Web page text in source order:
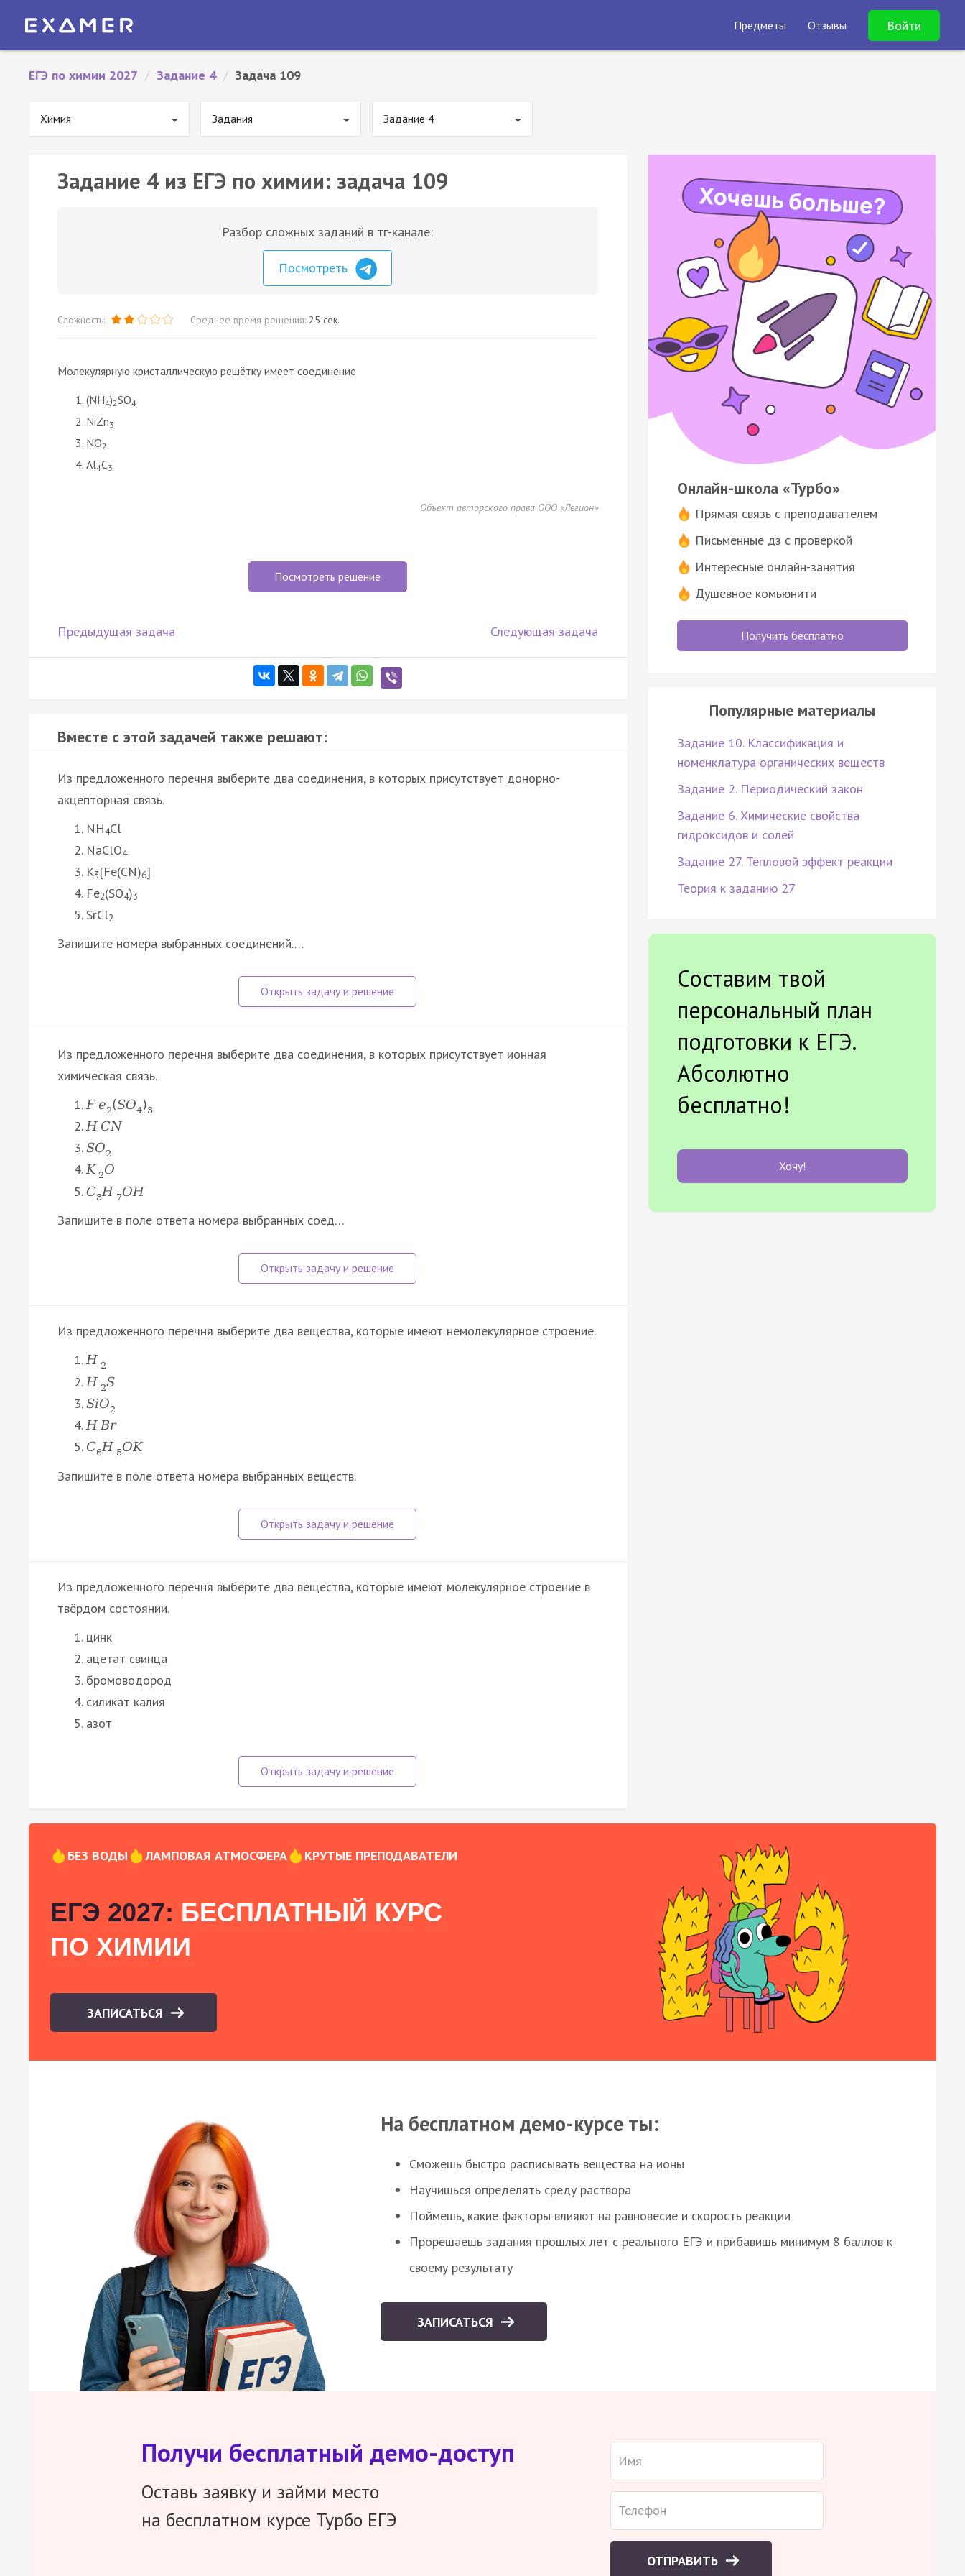
Предметы Отзывы Войти
ЕГЭ по химии 2027 / Задание 4 / Задача 109
Химия Задания Задание 4
Задание 4 из ЕГЭ по химии: задача 109
Разбор сложных заданий в тг-канале:
Посмотреть
Сложность: Среднее время решения: 25 сек.
Молекулярную кристаллическую решётку имеет соединение
(NH4)2SO4
NiZn3
NO2
Al4C3
Объект авторского права ООО «Легион»
Посмотреть решение
Предыдущая задача Следующая задача
Вместе с этой задачей также решают:
Из предложенного перечня выберите два соединения, в которых присутствует донорно-
акцепторная связь.
NH4Cl
NaClO4
K3[Fe(CN)6]
Fe2(SO4)3
SrCl2
Запишите номера выбранных соединений.…
Из предложенного перечня выберите два соединения, в которых присутствует ионная
химическая связь.
Fe2(SO4)3
H CN
SO2
K 2O
C3H 7OH
Запишите в поле ответа номера выбранных соед…
Из предложенного перечня выберите два вещества, которые имеют немолекулярное строение.
H 2
H 2S
SiO2
HBr
C6H 5OK
Запишите в поле ответа номера выбранных веществ.
Из предложенного перечня выберите два вещества, которые имеют молекулярное строение в
твёрдом состоянии.
цинк
ацетат свинца
бромоводород
силикат калия
азот
Онлайн-школа «Турбо»
Прямая связь с преподавателем
Письменные дз с проверкой
Интересные онлайн-занятия
Душевное комьюнити
Получить бесплатно
Популярные материалы
Задание 10. Классификация и
номенклатура органических веществ
Задание 2. Периодический закон
Задание 6. Химические свойства
гидроксидов и солей
Задание 27. Тепловой эффект реакции
Теория к заданию 27
Составим твой
персональный план
подготовки к ЕГЭ.
Абсолютно
бесплатно!
Хочу!
БЕЗ ВОДЫ ЛАМПОВАЯ АТМОСФЕРА КРУТЫЕ ПРЕПОДАВАТЕЛИ
ЕГЭ 2027: БЕСПЛАТНЫЙ КУРС
ПО ХИМИИ
ЗАПИСАТЬСЯ
На бесплатном демо-курсе ты:
Сможешь быстро расписывать вещества на ионы
Научишься определять среду раствора
Поймешь, какие факторы влияют на равновесие и скорость реакции
Прорешаешь задания прошлых лет с реального ЕГЭ и прибавишь минимум 8 баллов к
своему результату
ЗАПИСАТЬСЯ
Получи бесплатный демо-доступ
Оставь заявку и займи место
на бесплатном курсе Турбо ЕГЭ
ОТПРАВИТЬ